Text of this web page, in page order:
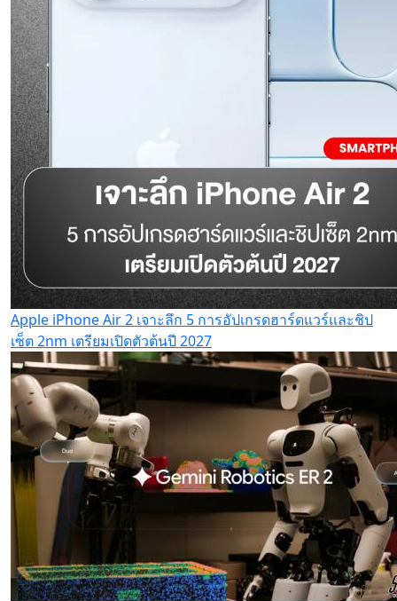
Apple iPhone Air 2 เจาะลึก 5 การอัปเกรดฮาร์ดแวร์และชิป
เซ็ต 2nm เตรียมเปิดตัวต้นปี 2027